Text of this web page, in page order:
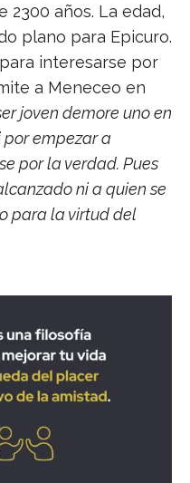
2300 años. La edad,
plano para Epicuro.
interesarse por
a Meneceo en
joven demore uno en
por empezar a
por la verdad. Pues
ni a quien se
para la virtud del